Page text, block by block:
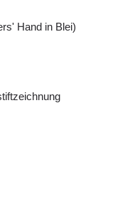
Hand in Blei)